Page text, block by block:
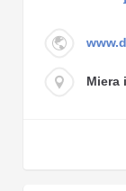
Miera